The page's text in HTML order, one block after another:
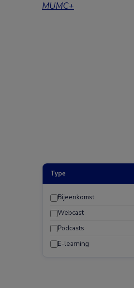
MUMC+
Type
Bijeenkomst
Webcast
Podcasts
E-learning